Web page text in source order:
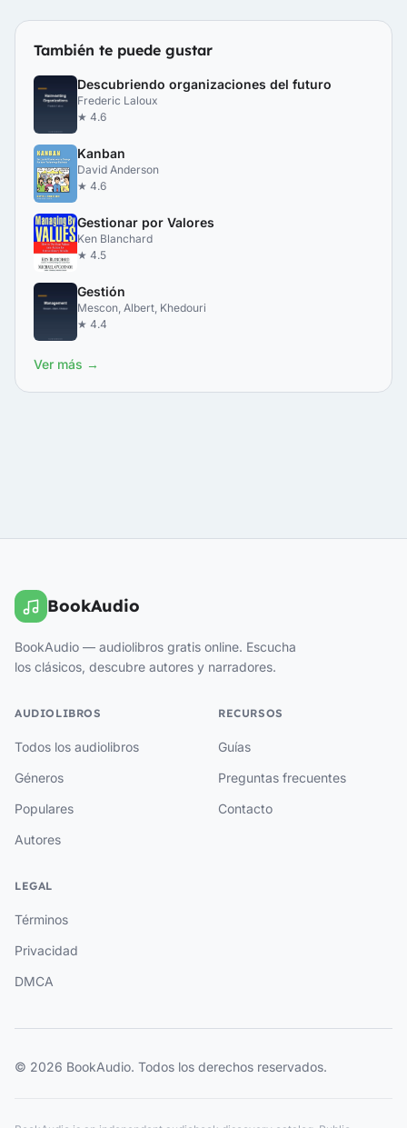
También te puede gustar
Descubriendo organizaciones del futuro
Frederic Laloux
★ 4.6
Kanban
David Anderson
★ 4.6
Gestionar por Valores
Ken Blanchard
★ 4.5
Gestión
Mescon, Albert, Khedouri
★ 4.4
Ver más →
BookAudio
BookAudio — audiolibros gratis online. Escucha
los clásicos, descubre autores y narradores.
AUDIOLIBROS
Todos los audiolibros
Géneros
Populares
Autores
RECURSOS
Guías
Preguntas frecuentes
Contacto
LEGAL
Términos
Privacidad
DMCA
© 2026 BookAudio. Todos los derechos reservados.